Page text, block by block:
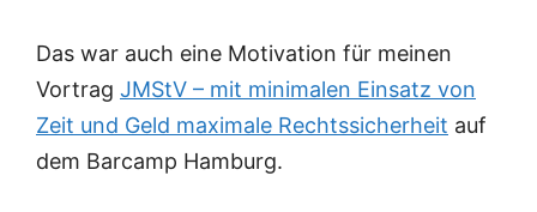
Das war auch eine Motivation für meinen
Vortrag JMStV – mit minimalen Einsatz von
Zeit und Geld maximale Rechtssicherheit auf
dem Barcamp Hamburg.